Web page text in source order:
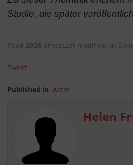
Studie, die später
Read 2925 times Last modified on
Tweet
Published in Astro
Helen
Endgeräteeigenschaften zur